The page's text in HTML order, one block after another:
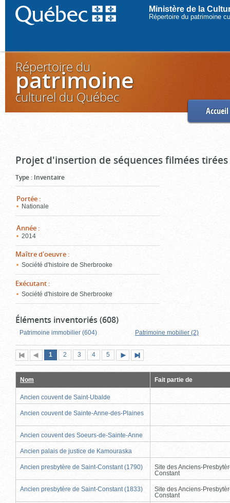
Ministère de la
Répertoire du patrimoine
Répertoire du
patrimoine
culturel du Québec
Accueil
Projet d'insertion de séquences filmées
Type : Inventaire
Portée :
Nationale
Année :
2014
Maître d'oeuvre :
Société d'histoire de Sherbrooke
Exécutant :
Société d'histoire de Sherbrooke
Éléments inventoriés (608)
Patrimoine immobilier (604) Patrimoine mobilier (2)
Première
page
Page
précédente
Page
1 (page
actuelle)
Page
2 Page
3 Page
4 Page
5
suivante
page
Nom Fait partie de
Ancien couvent de Saint-Ubalde
Ancien couvent de Sainte-Anne-des-Plaines
Ancien couvent des Soeurs-de-Sainte-Anne
Ancien palais de justice de Kamouraska
Ancien presbytère de Saint-Constant (1790)
Site des Anciens-
Constant
Ancien presbytère de Saint-Constant (1833)
Site des Anciens-
Constant